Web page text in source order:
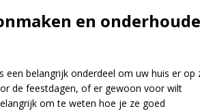
en
belangrijk onderdeel om uw huis er op
de feestdagen, of er gewoon voor wilt
om te weten hoe je ze goed